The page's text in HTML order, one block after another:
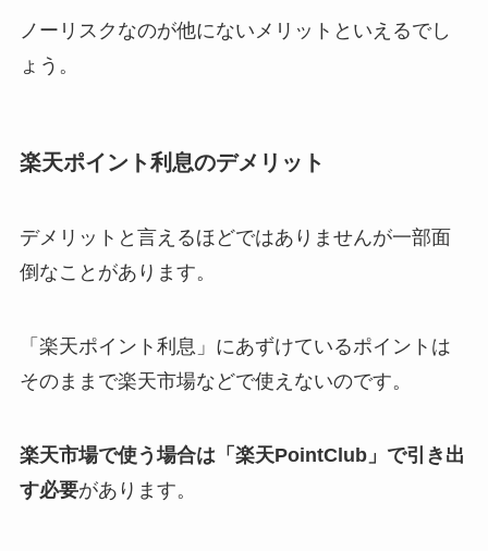
ノーリスクなのが他にないメリットといえるでし
ょう。
楽天ポイント利息のデメリット
デメリットと言えるほどではありませんが一部面
倒なことがあります。
「楽天ポイント利息」にあずけているポイントは
そのままで楽天市場などで使えないのです。
楽天市場で使う場合は「楽天PointClub」で引き出
す必要があります。